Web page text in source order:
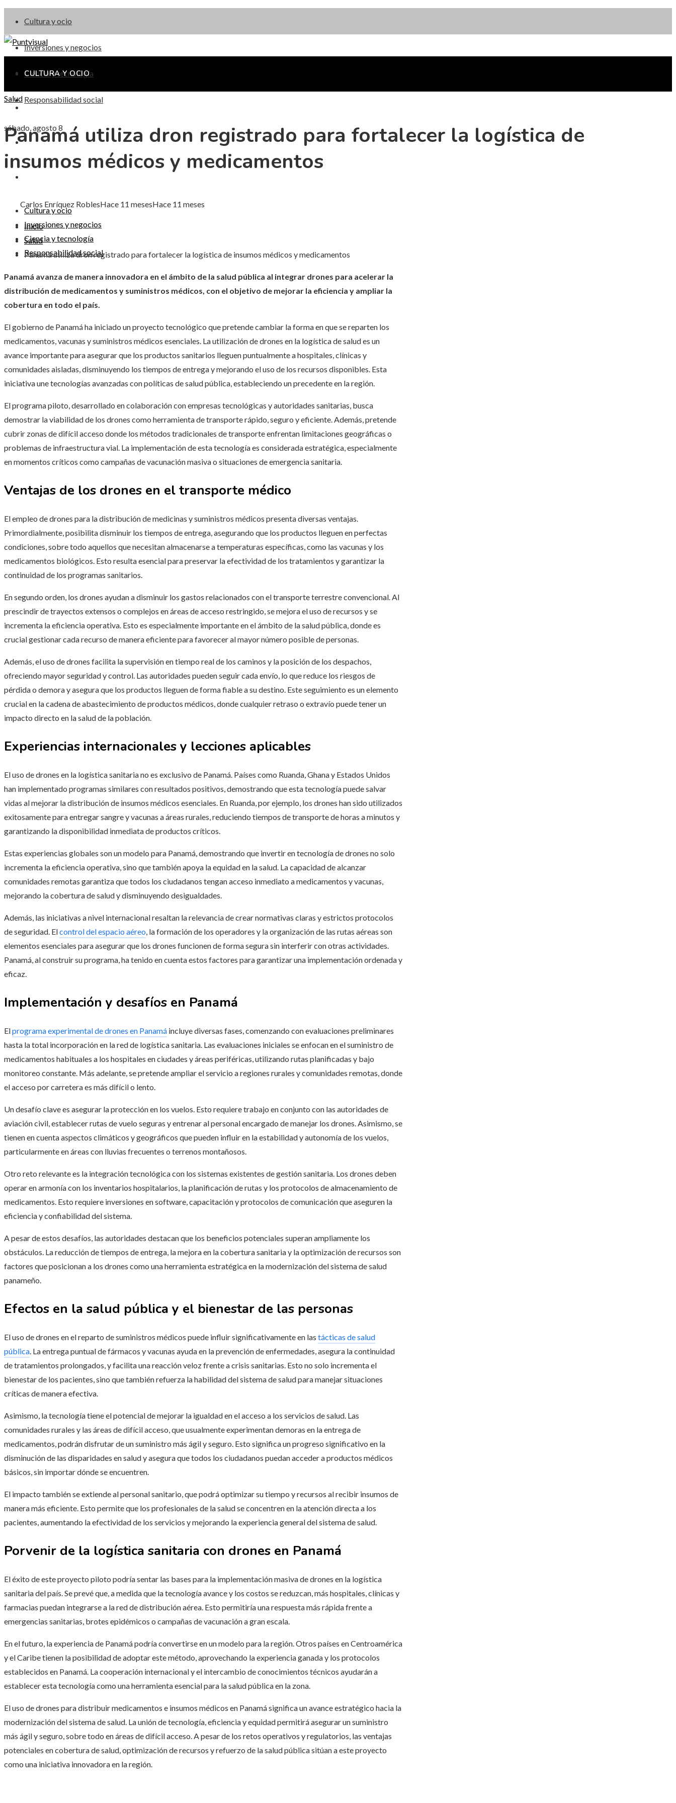
Cultura y ocio
Inversiones y negocios
Ciencia y tecnología
Responsabilidad social
sábado, agosto 8
CULTURA Y OCIO
CIENCIA Y TECNOLOGÍA
Cultura y ocio
Inversiones y negocios
Ciencia y tecnología
Responsabilidad social
Salud
Panamá utiliza dron registrado para fortalecer la logística de
insumos médicos y medicamentos
Carlos Enríquez RoblesHace 11 mesesHace 11 meses
Inicio
Salud
Panamá utiliza dron registrado para fortalecer la logística de insumos médicos y medicamentos
Panamá avanza de manera innovadora en el ámbito de la salud pública al integrar drones para acelerar la
distribución de medicamentos y suministros médicos, con el objetivo de mejorar la eficiencia y ampliar la
cobertura en todo el país.
El gobierno de Panamá ha iniciado un proyecto tecnológico que pretende cambiar la forma en que se reparten los
medicamentos, vacunas y suministros médicos esenciales. La utilización de drones en la logística de salud es un
avance importante para asegurar que los productos sanitarios lleguen puntualmente a hospitales, clínicas y
comunidades aisladas, disminuyendo los tiempos de entrega y mejorando el uso de los recursos disponibles. Esta
iniciativa une tecnologías avanzadas con políticas de salud pública, estableciendo un precedente en la región.
El programa piloto, desarrollado en colaboración con empresas tecnológicas y autoridades sanitarias, busca
demostrar la viabilidad de los drones como herramienta de transporte rápido, seguro y eficiente. Además, pretende
cubrir zonas de difícil acceso donde los métodos tradicionales de transporte enfrentan limitaciones geográficas o
problemas de infraestructura vial. La implementación de esta tecnología es considerada estratégica, especialmente
en momentos críticos como campañas de vacunación masiva o situaciones de emergencia sanitaria.
Ventajas de los drones en el transporte médico
El empleo de drones para la distribución de medicinas y suministros médicos presenta diversas ventajas.
Primordialmente, posibilita disminuir los tiempos de entrega, asegurando que los productos lleguen en perfectas
condiciones, sobre todo aquellos que necesitan almacenarse a temperaturas específicas, como las vacunas y los
medicamentos biológicos. Esto resulta esencial para preservar la efectividad de los tratamientos y garantizar la
continuidad de los programas sanitarios.
En segundo orden, los drones ayudan a disminuir los gastos relacionados con el transporte terrestre convencional. Al
prescindir de trayectos extensos o complejos en áreas de acceso restringido, se mejora el uso de recursos y se
incrementa la eficiencia operativa. Esto es especialmente importante en el ámbito de la salud pública, donde es
crucial gestionar cada recurso de manera eficiente para favorecer al mayor número posible de personas.
Además, el uso de drones facilita la supervisión en tiempo real de los caminos y la posición de los despachos,
ofreciendo mayor seguridad y control. Las autoridades pueden seguir cada envío, lo que reduce los riesgos de
pérdida o demora y asegura que los productos lleguen de forma fiable a su destino. Este seguimiento es un elemento
crucial en la cadena de abastecimiento de productos médicos, donde cualquier retraso o extravío puede tener un
impacto directo en la salud de la población.
Experiencias internacionales y lecciones aplicables
El uso de drones en la logística sanitaria no es exclusivo de Panamá. Países como Ruanda, Ghana y Estados Unidos
han implementado programas similares con resultados positivos, demostrando que esta tecnología puede salvar
vidas al mejorar la distribución de insumos médicos esenciales. En Ruanda, por ejemplo, los drones han sido utilizados
exitosamente para entregar sangre y vacunas a áreas rurales, reduciendo tiempos de transporte de horas a minutos y
garantizando la disponibilidad inmediata de productos críticos.
Estas experiencias globales son un modelo para Panamá, demostrando que invertir en tecnología de drones no solo
incrementa la eficiencia operativa, sino que también apoya la equidad en la salud. La capacidad de alcanzar
comunidades remotas garantiza que todos los ciudadanos tengan acceso inmediato a medicamentos y vacunas,
mejorando la cobertura de salud y disminuyendo desigualdades.
Además, las iniciativas a nivel internacional resaltan la relevancia de crear normativas claras y estrictos protocolos
de seguridad. Elcontrol del espacio aéreo, la formación de los operadores y la organización de las rutas aéreas son
elementos esenciales para asegurar que los drones funcionen de forma segura sin interferir con otras actividades.
Panamá, al construir su programa, ha tenido en cuenta estos factores para garantizar una implementación ordenada y
eficaz.
Implementación y desafíos en Panamá
Elprograma experimental de drones en Panamá incluye diversas fases, comenzando con evaluaciones preliminares
hasta la total incorporación en la red de logística sanitaria. Las evaluaciones iniciales se enfocan en el suministro de
medicamentos habituales a los hospitales en ciudades y áreas periféricas, utilizando rutas planificadas y bajo
monitoreo constante. Más adelante, se pretende ampliar el servicio a regiones rurales y comunidades remotas, donde
el acceso por carretera es más difícil o lento.
Un desafío clave es asegurar la protección en los vuelos. Esto requiere trabajo en conjunto con las autoridades de
aviación civil, establecer rutas de vuelo seguras y entrenar al personal encargado de manejar los drones. Asimismo, se
tienen en cuenta aspectos climáticos y geográficos que pueden influir en la estabilidad y autonomía de los vuelos,
particularmente en áreas con lluvias frecuentes o terrenos montañosos.
Otro reto relevante es la integración tecnológica con los sistemas existentes de gestión sanitaria. Los drones deben
operar en armonía con los inventarios hospitalarios, la planificación de rutas y los protocolos de almacenamiento de
medicamentos. Esto requiere inversiones en software, capacitación y protocolos de comunicación que aseguren la
eficiencia y confiabilidad del sistema.
A pesar de estos desafíos, las autoridades destacan que los beneficios potenciales superan ampliamente los
obstáculos. La reducción de tiempos de entrega, la mejora en la cobertura sanitaria y la optimización de recursos son
factores que posicionan a los drones como una herramienta estratégica en la modernización del sistema de salud
panameño.
Efectos en la salud pública y el bienestar de las personas
El uso de drones en el reparto de suministros médicos puede influir significativamente en las tácticas de salud
pública. La entrega puntual de fármacos y vacunas ayuda en la prevención de enfermedades, asegura la continuidad
de tratamientos prolongados, y facilita una reacción veloz frente a crisis sanitarias. Esto no solo incrementa el
bienestar de los pacientes, sino que también refuerza la habilidad del sistema de salud para manejar situaciones
críticas de manera efectiva.
Asimismo, la tecnología tiene el potencial de mejorar la igualdad en el acceso a los servicios de salud. Las
comunidades rurales y las áreas de difícil acceso, que usualmente experimentan demoras en la entrega de
medicamentos, podrán disfrutar de un suministro más ágil y seguro. Esto significa un progreso significativo en la
disminución de las disparidades en salud y asegura que todos los ciudadanos puedan acceder a productos médicos
básicos, sin importar dónde se encuentren.
El impacto también se extiende al personal sanitario, que podrá optimizar su tiempo y recursos al recibir insumos de
manera más eficiente. Esto permite que los profesionales de la salud se concentren en la atención directa a los
pacientes, aumentando la efectividad de los servicios y mejorando la experiencia general del sistema de salud.
Porvenir de la logística sanitaria con drones en Panamá
El éxito de este proyecto piloto podría sentar las bases para la implementación masiva de drones en la logística
sanitaria del país. Se prevé que, a medida que la tecnología avance y los costos se reduzcan, más hospitales, clínicas y
farmacias puedan integrarse a la red de distribución aérea. Esto permitiría una respuesta más rápida frente a
emergencias sanitarias, brotes epidémicos o campañas de vacunación a gran escala.
En el futuro, la experiencia de Panamá podría convertirse en un modelo para la región. Otros países en Centroamérica
y el Caribe tienen la posibilidad de adoptar este método, aprovechando la experiencia ganada y los protocolos
establecidos en Panamá. La cooperación internacional y el intercambio de conocimientos técnicos ayudarán a
establecer esta tecnología como una herramienta esencial para la salud pública en la zona.
El uso de drones para distribuir medicamentos e insumos médicos en Panamá significa un avance estratégico hacia la
modernización del sistema de salud. La unión de tecnología, eficiencia y equidad permitirá asegurar un suministro
más ágil y seguro, sobre todo en áreas de difícil acceso. A pesar de los retos operativos y regulatorios, las ventajas
potenciales en cobertura de salud, optimización de recursos y refuerzo de la salud pública sitúan a este proyecto
como una iniciativa innovadora en la región.